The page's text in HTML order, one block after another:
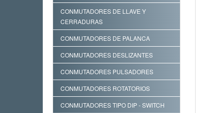
CONMUTADORES DE LLAVE Y
CERRADURAS
CONMUTADORES DE PALANCA
CONMUTADORES DESLIZANTES
CONMUTADORES PULSADORES
CONMUTADORES ROTATORIOS
CONMUTADORES TIPO DIP - SWITCH